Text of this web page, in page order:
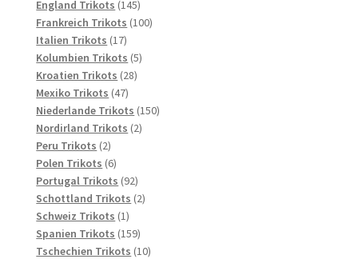
England Trikots 145145
Produkte
Frankreich Trikots 100100
Italien Trikots 1717
Produkte
Kolumbien Trikots 55
Kroatien Trikots 2828
Mexiko Trikots 4747
Produkte
Niederlande Trikots 150150
Nordirland Trikots 22
Peru Trikots 22
Produkte
Polen Trikots 66
Produkte
Portugal Trikots 9292
Produkte
Schottland Trikots 22
Schweiz Trikots 11
Produkt
Spanien Trikots 159159
Produkte
Tschechien Trikots 1010